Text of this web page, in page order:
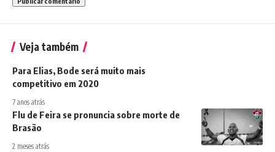
Veja também
Para Elias, Bode será muito mais
competitivo em 2020
7 anos atrás
Flu de Feira se pronuncia sobre morte de
Brasão
2 meses atrás